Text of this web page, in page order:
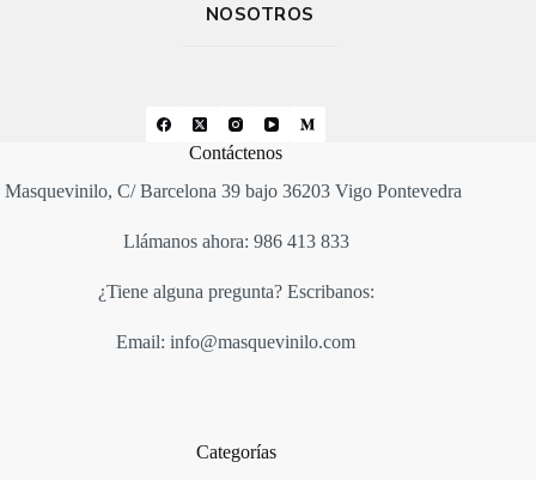
NOSOTROS
Contáctenos
Masquevinilo, C/ Barcelona 39 bajo 36203 Vigo Pontevedra
Llámanos ahora: 986 413 833
¿Tiene alguna pregunta? Escribanos:
Email: info@masquevinilo.com
Categorías